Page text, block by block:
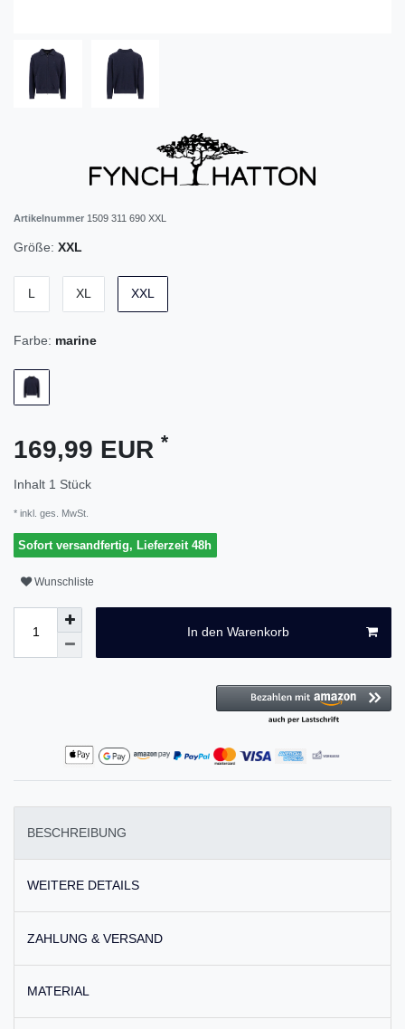
Artikelnummer 1509 311 690 XXL
Größe: XXL
L XL XXL
Farbe: marine
169,99 EUR *
Inhalt 1 Stück
* inkl. ges. MwSt.
Sofort versandfertig, Lieferzeit 48h
Wunschliste
In den Warenkorb
BESCHREIBUNG
WEITERE DETAILS
ZAHLUNG & VERSAND
MATERIAL